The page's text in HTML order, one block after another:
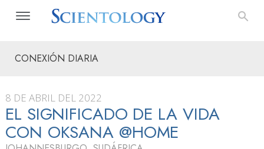
CONEXIÓN DIARIA
8 DE ABRIL DEL 2022
EL SIGNIFICADO DE LA VIDA
CON OKSANA @HOME